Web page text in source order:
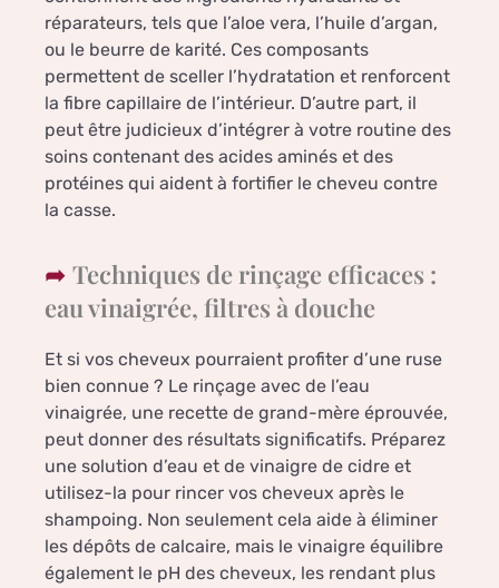
réparateurs, tels que l’aloe vera, l’huile d’argan,
ou le beurre de karité. Ces composants
permettent de sceller l’hydratation et renforcent
la fibre capillaire de l’intérieur. D’autre part, il
peut être judicieux d’intégrer à votre routine des
soins contenant des acides aminés et des
protéines qui aident à fortifier le cheveu contre
la casse.
Techniques de rinçage efficaces :
eau vinaigrée, filtres à douche
Et si vos cheveux pourraient profiter d’une ruse
bien connue ? Le rinçage avec de l’eau
vinaigrée, une recette de grand-mère éprouvée,
peut donner des résultats significatifs. Préparez
une solution d’eau et de vinaigre de cidre et
utilisez-la pour rincer vos cheveux après le
shampoing. Non seulement cela aide à éliminer
les dépôts de calcaire, mais le vinaigre équilibre
également le pH des cheveux, les rendant plus